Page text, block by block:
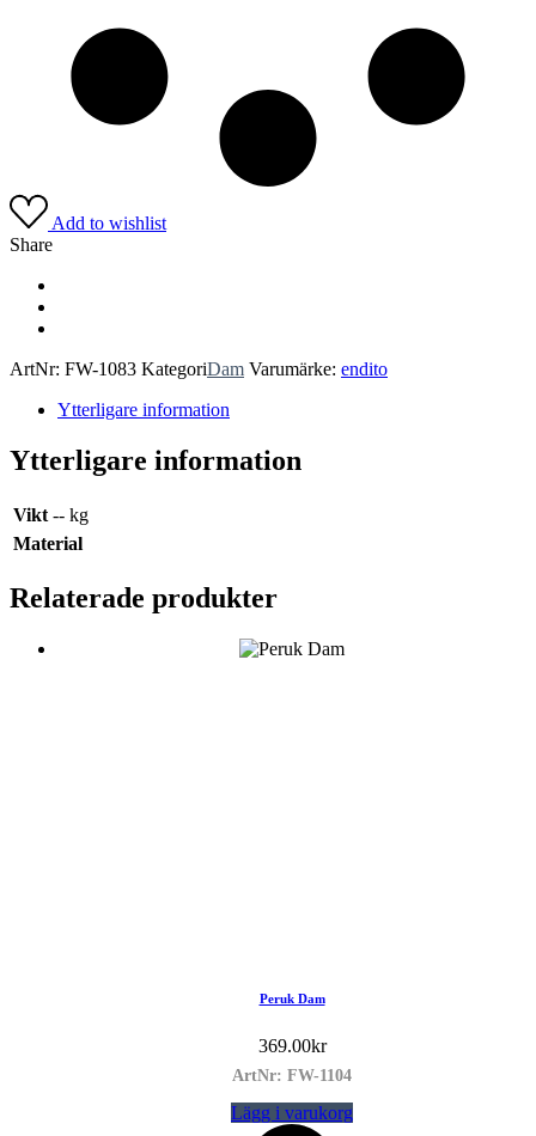
Add to wishlist
Share
ArtNr: FW-1083 KategoriDam Varumärke: endito
Ytterligare information
Ytterligare information
Vikt -- kg
Material
Relaterade produkter
Peruk Dam
369.00kr
ArtNr: FW-1104
Lägg i varukorg